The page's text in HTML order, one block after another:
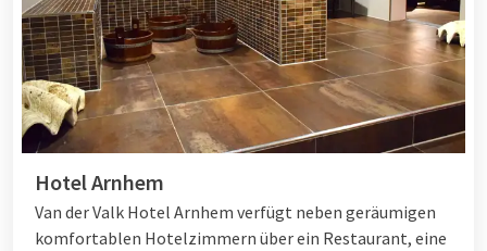
Hotel Arnhem
Van der Valk Hotel Arnhem verfügt neben geräumigen
komfortablen Hotelzimmern über ein Restaurant, eine